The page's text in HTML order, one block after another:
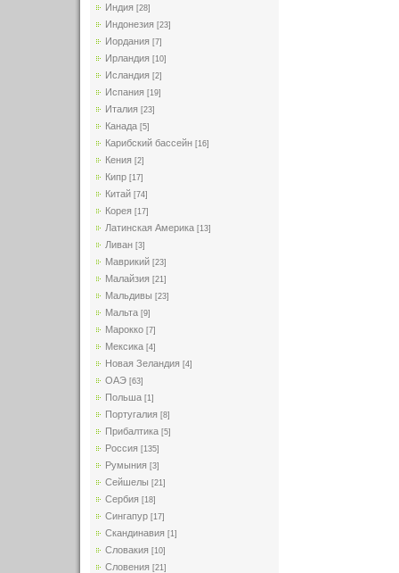
Индия [28]
Индонезия [23]
Иордания [7]
Ирландия [10]
Исландия [2]
Испания [19]
Италия [23]
Канада [5]
Карибский бассейн [16]
Кения [2]
Кипр [17]
Китай [74]
Корея [17]
Латинская Америка [13]
Ливан [3]
Маврикий [23]
Малайзия [21]
Мальдивы [23]
Мальта [9]
Марокко [7]
Мексика [4]
Новая Зеландия [4]
ОАЭ [63]
Польша [1]
Португалия [8]
Прибалтика [5]
Россия [135]
Румыния [3]
Сейшелы [21]
Сербия [18]
Сингапур [17]
Скандинавия [1]
Словакия [10]
Словения [21]